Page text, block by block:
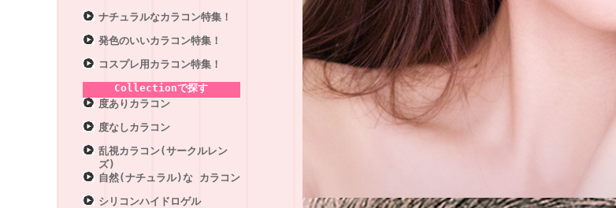
ナチュラルなカラコン特集！
発色のいいカラコン特集！
コスプレ用カラコン特集！
Collectionで探す
度ありカラコン
度なしカラコン
乱視カラコン(サークルレン
ズ)
自然(ナチュラル)な カラコン
シリコンハイドロゲル